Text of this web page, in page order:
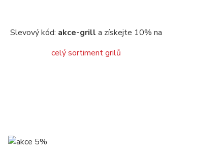
Slevový kód: akce-grill a získejte 10% na
celý sortiment grilů